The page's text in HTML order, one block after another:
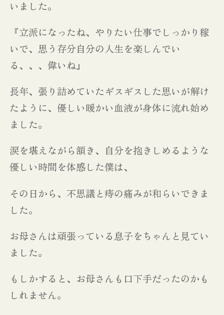
いました。
『立派になったね、やりたい仕事でしっかり稼
いで、思う存分自分の人生を楽しんでい
る、、、偉いね』
長年、張り詰めていたギスギスした思いが解け
たように、優しい暖かい血液が身体に流れ始め
ました。
涙を堪えながら頷き、自分を抱きしめるような
優しい時間を体感した僕は、
その日から、不思議と痔の痛みが和らいできま
した。
お母さんは頑張っている息子をちゃんと見てい
ました。
もしかすると、お母さんも口下手だったのかも
しれません。